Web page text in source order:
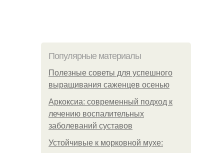
Популярные материалы
Полезные советы для успешного
выращивания саженцев осенью
Аркоксиа: современный подход к
лечению воспалительных
заболеваний суставов
Устойчивые к морковной мухе: